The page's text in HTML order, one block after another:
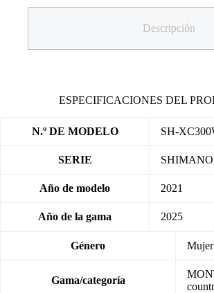
Descripción
ESPECIFICACIONES DEL
N.º DE MODELO SH-
SERIE SHIMANO
Año de modelo 2021
Año de la gama 2025
Género Mujer
Gama/categoría